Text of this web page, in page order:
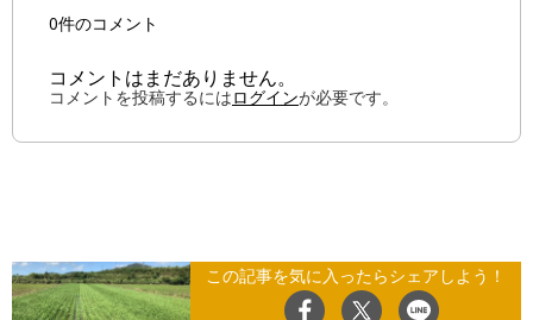
0件のコメント
コメントはまだありません。
コメントを投稿するにはログインが必要です。
この記事を気に入ったらシェアしよう！